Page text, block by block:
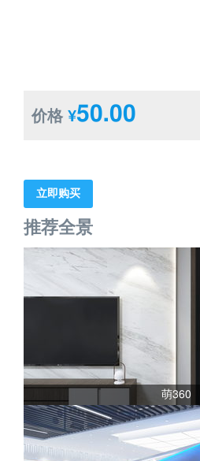
价格 ¥50.00
立即购买
推荐全景
萌360